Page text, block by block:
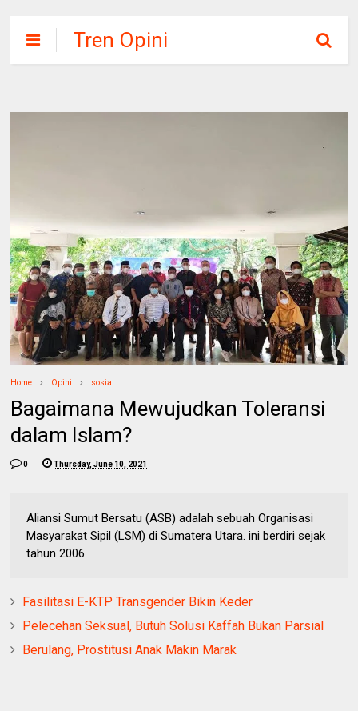
Tren Opini
Home Opini sosial
Bagaimana Mewujudkan Toleransi
dalam Islam?
0 Thursday, June 10, 2021
Aliansi Sumut Bersatu (ASB) adalah sebuah Organisasi
Masyarakat Sipil (LSM) di Sumatera Utara. ini berdiri sejak
tahun 2006
Fasilitasi E-KTP Transgender Bikin Keder
Pelecehan Seksual, Butuh Solusi Kaffah Bukan Parsial
Berulang, Prostitusi Anak Makin Marak